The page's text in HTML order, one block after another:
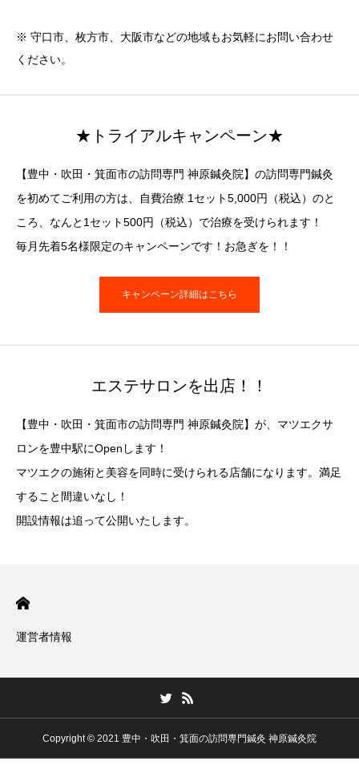
※ 守口市、枚方市、大阪市などの地域もお気軽にお問い合わせ
ください。
★トライアルキャンペーン★
【豊中・吹田・箕面市の訪問専門 神原鍼灸院】の訪問専門鍼灸
を初めてご利用の方は、自費治療 1セット5,000円（税込）のと
ころ、なんと1セット500円（税込）で治療を受けられます！
毎月先着5名様限定のキャンペーンです！お急ぎを！！
キャンペーン詳細はこちら
エステサロンを出店！！
【豊中・吹田・箕面市の訪問専門 神原鍼灸院】が、マツエクサ
ロンを豊中駅にOpenします！
マツエクの施術と美容を同時に受けられる店舗になります。満足
すること間違いなし！
開設情報は追って公開いたします。
運営者情報
Copyright © 2021 豊中・吹田・箕面の訪問専門鍼灸 神原鍼灸院